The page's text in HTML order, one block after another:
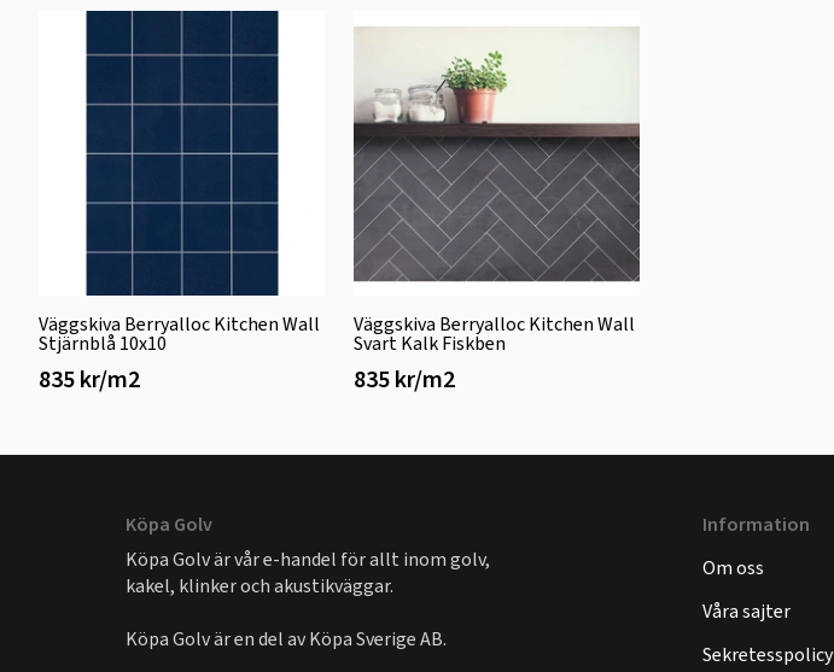
Väggskiva Berryalloc Kitchen Wall
Stjärnblå 10x10
835 kr/m2
Väggskiva Berryalloc Kitchen Wall
Svart Kalk Fiskben
835 kr/m2
Köpa Golv
Köpa Golv är vår e-handel för allt inom golv,
kakel, klinker och akustikväggar.
Köpa Golv är en del avKöpa Sverige AB.
Information
Om oss
Våra sajter
Sekretesspolicy